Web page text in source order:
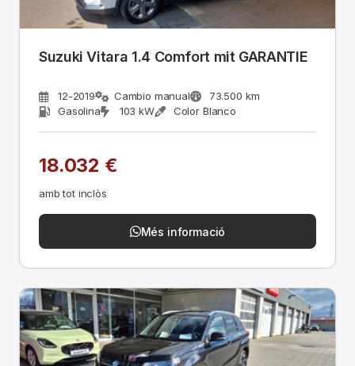
Suzuki Vitara 1.4 Comfort mit GARANTIE
12-2019 Cambio manual
73.500 km
Gasolina
103 kW Color Blanco
18.032 €
amb tot inclòs
Més informació